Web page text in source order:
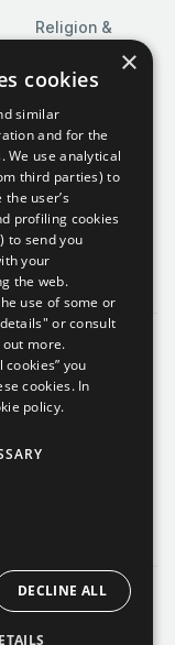
Religion &
Feierlichkeiten
Software
Spielzeuge &
Spiele
Sportartikel
& Konditionen
×
cookies
similar
and for the
We use analytical
third parties) to
user’s
profiling cookies
to send you
your
the web.
use of some or
or consult
more.
cookies” you
cookies. In
policy.
DECLINE ALL